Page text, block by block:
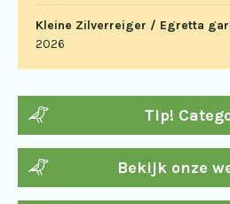
Kleine Zilverreiger / Egretta
2026
Tip!
Bekijk onze